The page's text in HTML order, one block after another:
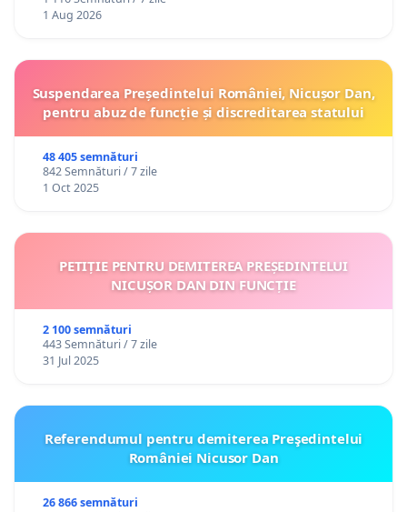
1 Aug 2026
Suspendarea Președintelui României, Nicușor Dan,
pentru abuz de funcție și discreditarea statului
48 405 semnături
842 Semnături / 7 zile
1 Oct 2025
PETIȚIE PENTRU DEMITEREA PREȘEDINTELUI
NICUȘOR DAN DIN FUNCȚIE
2 100 semnături
443 Semnături / 7 zile
31 Jul 2025
Referendumul pentru demiterea Preşedintelui
României Nicusor Dan
26 866 semnături